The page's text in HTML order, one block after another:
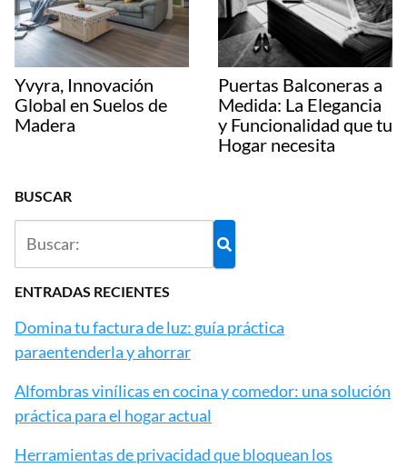
Yvyra, Innovación
Global en Suelos de
Madera
Puertas Balconeras a
Medida: La Elegancia
y Funcionalidad que tu
Hogar necesita
BUSCAR
ENTRADAS RECIENTES
Domina tu factura de luz: guía práctica
paraentenderla y ahorrar
Alfombras vinílicas en cocina y comedor: una solución
práctica para el hogar actual
Herramientas de privacidad que bloquean los